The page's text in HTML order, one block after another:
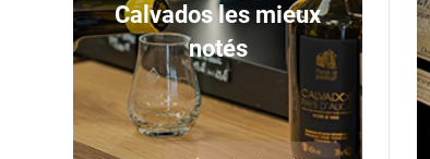
Calvados les mieux
notés